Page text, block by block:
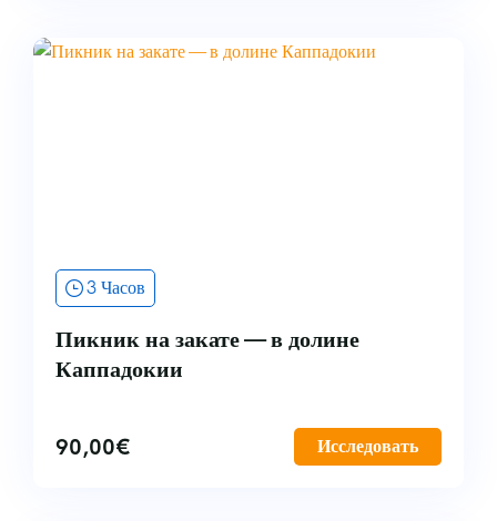
3 Часов
Пикник на закате — в долине
Каппадокии
90,00€ Исследовать